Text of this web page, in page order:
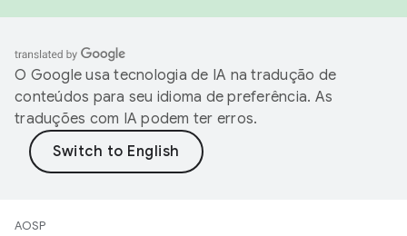
O Google usa tecnologia de IA na tradução de
conteúdos para seu idioma de preferência. As
traduções com IA podem ter erros.
AOSP